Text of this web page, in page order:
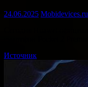
24.06.2025 Mobidevices.ru
Источник